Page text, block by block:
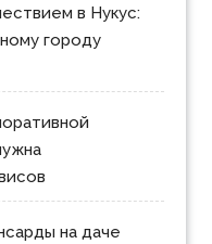
в Нукус:
городу
на даче